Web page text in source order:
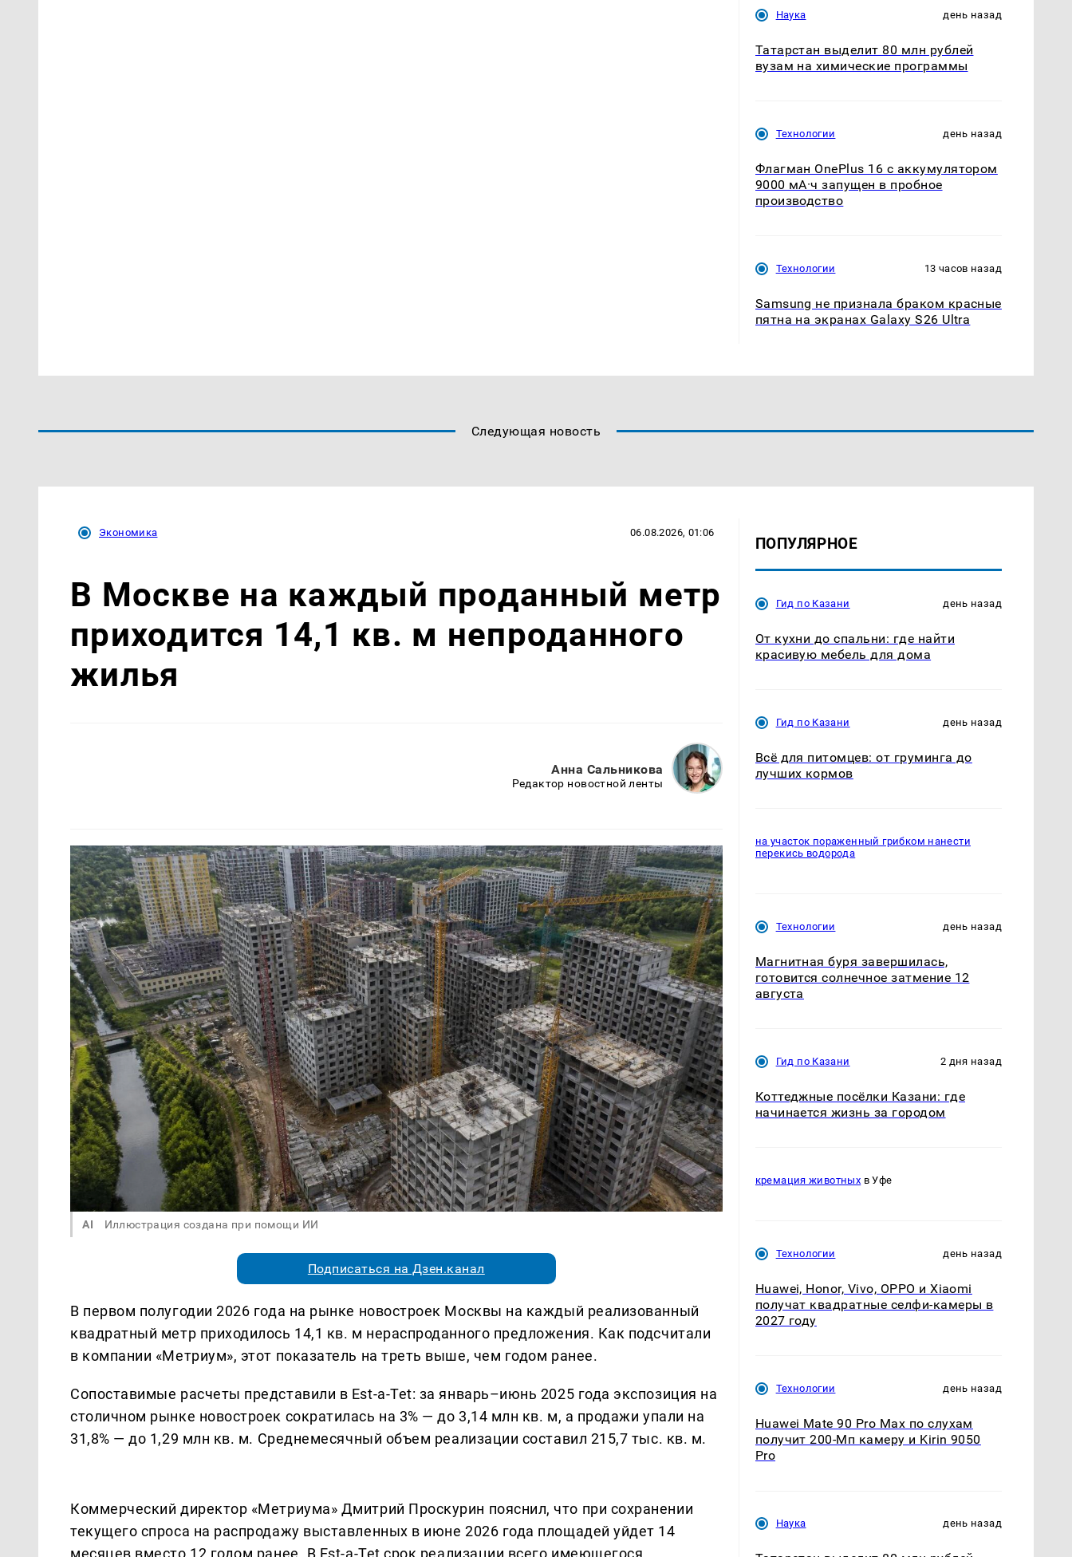
Наука день назад
Татарстан выделит 80 млн рублей
вузам на химические программы
Технологии день назад
Флагман OnePlus 16 с аккумулятором
9000 мА·ч запущен в пробное
производство
Технологии 13 часов назад
Samsung не признала браком красные
пятна на экранах Galaxy S26 Ultra
Следующая новость
Экономика 06.08.2026, 01:06
В Москве на каждый проданный метр
приходится 14,1 кв. м непроданного
жилья
Анна Сальникова
Редактор новостной ленты
AI Иллюстрация создана при помощи ИИ
Подписаться на Дзен.канал
В первом полугодии 2026 года на рынке новостроек Москвы на каждый реализованный
квадратный метр приходилось 14,1 кв. м нераспроданного предложения. Как подсчитали
в компании «Метриум», этот показатель на треть выше, чем годом ранее.
Сопоставимые расчеты представили в Est-a-Tet: за январь–июнь 2025 года экспозиция на
столичном рынке новостроек сократилась на 3% — до 3,14 млн кв. м, а продажи упали на
31,8% — до 1,29 млн кв. м. Среднемесячный объем реализации составил 215,7 тыс. кв. м.
Коммерческий директор «Метриума» Дмитрий Проскурин пояснил, что при сохранении
текущего спроса на распродажу выставленных в июне 2026 года площадей уйдет 14
ПОПУЛЯРНОЕ
Гид по Казани день назад
От кухни до спальни: где найти
красивую мебель для дома
Гид по Казани день назад
Всё для питомцев: от груминга до
лучших кормов
на участок пораженный грибком нанести
перекись водорода
Технологии день назад
Магнитная буря завершилась,
готовится солнечное затмение 12
августа
Гид по Казани 2 дня назад
Коттеджные посёлки Казани: где
начинается жизнь за городом
кремация животных в Уфе
Технологии день назад
Huawei, Honor, Vivo, OPPO и Xiaomi
получат квадратные селфи-камеры в
2027 году
Технологии день назад
Huawei Mate 90 Pro Max по слухам
получит 200-Мп камеру и Kirin 9050
Pro
Наука день назад